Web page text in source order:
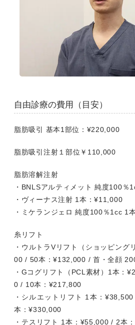
自由診療の費用（目安）
脂肪吸引 基本1部位：¥220,000
脂肪吸引注射１部位￥110,000
脂肪溶解注射
・BNLSアルティメット 純度100％
・ヴィーナス注射 1本：¥11,000
・ミケランジェロ 純度100％1cc 1
糸リフト
・ウルトラVリフト（ショッピング
00 / 50本：¥132,000 / 首・全顔
・Gコグリフト（PCL素材）1本：
0 / 10本：¥217,800
・シルエットリフト 1本：
本：¥330,000
・テスリフト 1本：¥55,000 / 2本